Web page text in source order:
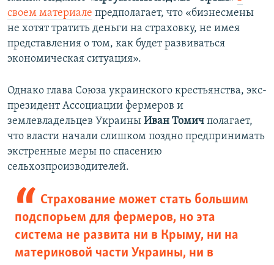
своем материале предполагает, что «бизнесмены
не хотят тратить деньги на страховку, не имея
представления о том, как будет развиваться
экономическая ситуация».
Однако глава Союза украинского крестьянства, экс-
президент Ассоциации фермеров и
землевладельцев Украины Иван Томич полагает,
что власти начали слишком поздно предпринимать
экстренные меры по спасению
сельхозпроизводителей.
Страхование может стать большим
подспорьем для фермеров, но эта
система не развита ни в Крыму, ни на
материковой части Украины, ни в